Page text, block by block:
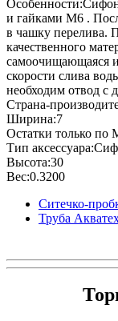
и гайками М6 .
в чашку перелива.
качественного
самоочищающаяся
скорости слива
необходим отвод с
Страна-
Ширина:7
Остатки только
Тип
Высота:30
Вес:0.3200
Ситечко-
Труба